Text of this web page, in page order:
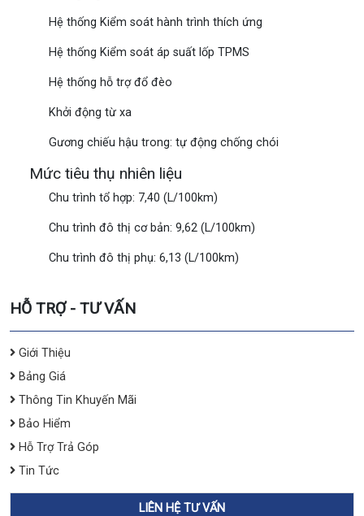
Hệ thống Kiểm soát hành trình thích ứng
Hệ thống Kiểm soát áp suất lốp TPMS
Hệ thống hỗ trợ đổ đèo
Khởi động từ xa
Gương chiếu hậu trong: tự động chống chói
Mức tiêu thụ nhiên liệu
Chu trình tổ hợp: 7,40 (L/100km)
Chu trình đô thị cơ bản: 9,62 (L/100km)
Chu trình đô thị phụ: 6,13 (L/100km)
HỖ TRỢ - TƯ VẤN
Giới Thiệu
Bảng Giá
Thông Tin Khuyến Mãi
Bảo Hiểm
Hỗ Trợ Trả Góp
Tin Tức
LIÊN HỆ TƯ VẤN